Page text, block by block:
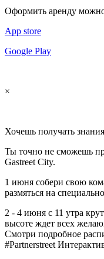
Оформить аренду
App store
Google Play
×
Хочешь получать
Ты точно не сможешь
Gastreet City.
1 июня собери свою
размяться на
2 - 4 июня с 11 утра
высоте ждет всех
Смотри подробное
#Partnerstreet